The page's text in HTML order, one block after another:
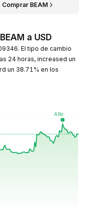
Comprar BEAM
a USD
El tipo de cambio
24 horas, increased un
un 38.71% en los